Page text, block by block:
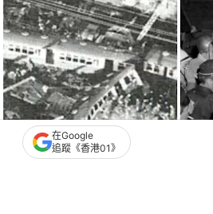
在Google
追蹤《香港01》